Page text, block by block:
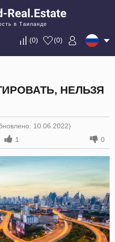
в Таиланде
(0) (0)
НЕЛЬЗЯ
10.06.2022)
1 0